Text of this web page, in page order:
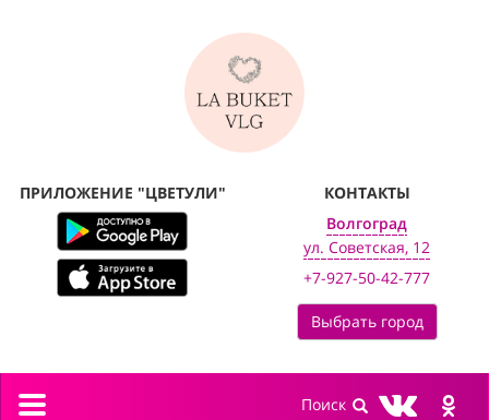
ПРИЛОЖЕНИЕ "ЦВЕТУЛИ"
КОНТАКТЫ
Волгоград
ул. Советская, 12
+7-927-50-42-777
Выбрать город
Toggle